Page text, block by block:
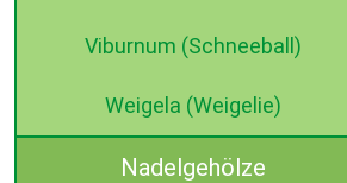
Viburnum (Schneeball)
Weigela (Weigelie)
Nadelgehölze